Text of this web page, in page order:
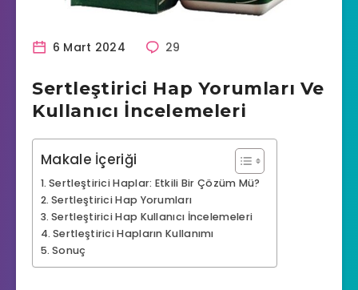
6 Mart 2024 29
Sertleştirici Hap Yorumları Ve
Kullanıcı İncelemeleri
Makale İçeriği
Sertleştirici Haplar: Etkili Bir Çözüm Mü?
Sertleştirici Hap Yorumları
Sertleştirici Hap Kullanıcı İncelemeleri
Sertleştirici Hapların Kullanımı
Sonuç